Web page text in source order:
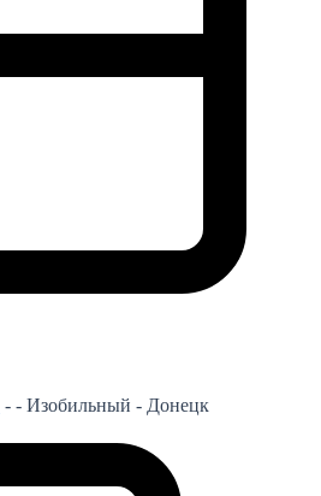
- - Изобильный - Донецк